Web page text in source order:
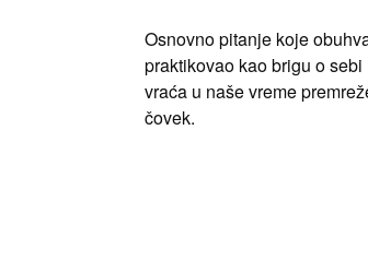
Osnovno pitanje koje
praktikovao kao brigu o
vraća u naše vreme
čovek.